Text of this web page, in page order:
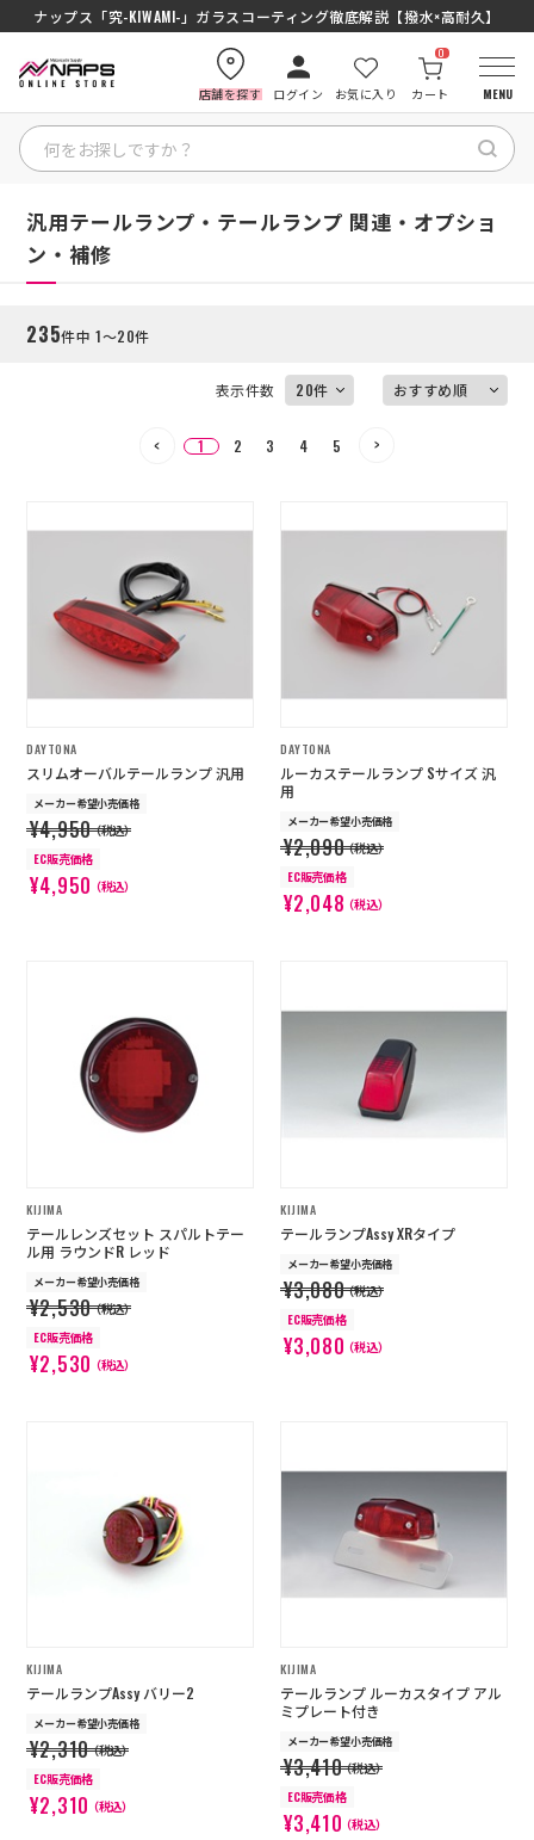
ナップス「究-KIWAMI-」ガラスコーティング徹底解説【撥水×高耐久】
SENA J30/J10を徹底比較｜コスパ最強インカムはどっち？初心者にもおすす
店舗を探す ログイン お気に入り カート
0
MENU
HOME
カテゴリから探す
ブランドから探す
コーポレートサイト
採用情報
特定商取引法に基づく表記
プライバシーポリシー
返金ポリシー
カスタマーハラスメントに対する方
絞り込む
HOME
汎用テールランプ・テールランプ 関連・オプショ
ン・補修
235件中 1～20件
表示件数
1 2 3 4 5
DAYTONA
スリムオーバルテールランプ 汎用
メーカー希望小売価格
¥4,950（税込）
EC販売価格
¥4,950（税込）
DAYTONA
ルーカステールランプ Sサイズ 汎
用
メーカー希望小売価格
¥2,090（税込）
EC販売価格
¥2,048（税込）
KIJIMA
テールレンズセット スパルトテー
ル用 ラウンドR レッド
メーカー希望小売価格
¥2,530（税込）
EC販売価格
¥2,530（税込）
KIJIMA
テールランプAssy XRタイプ
メーカー希望小売価格
¥3,080（税込）
EC販売価格
¥3,080（税込）
KIJIMA
テールランプAssy バリー2
メーカー希望小売価格
¥2,310（税込）
EC販売価格
¥2,310（税込）
KIJIMA
テールランプ ルーカスタイプ アル
ミプレート付き
メーカー希望小売価格
¥3,410（税込）
EC販売価格
¥3,410（税込）